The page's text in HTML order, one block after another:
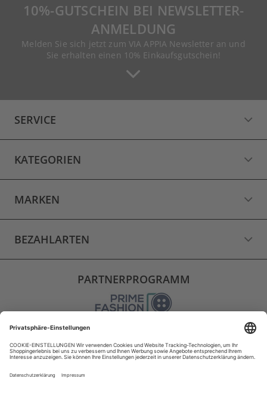
10%-GUTSCHEIN BEI NEWSLETTER-
ANMELDUNG
Melden Sie sich jetzt zum VIA APPIA Newsletter an und
Sie erhalten einen 10% Einkaufsgutschein!
SERVICE
KATEGORIEN
MARKEN
BEZAHLARTEN
PARTNERPROGRAMM
VERSAND